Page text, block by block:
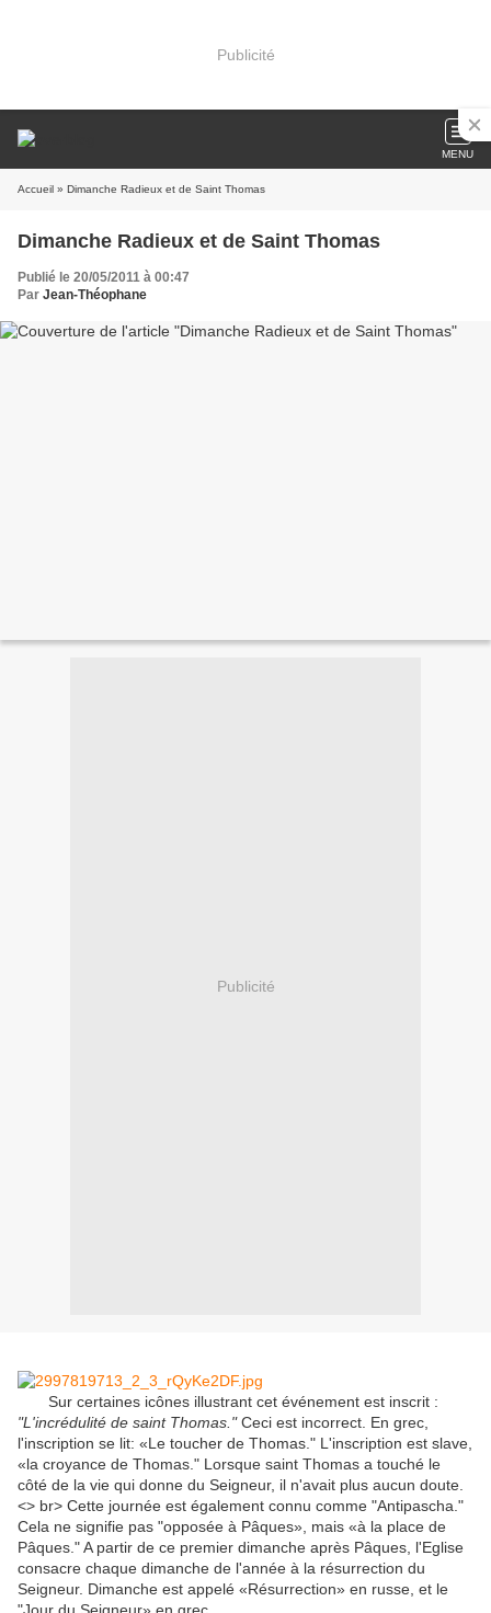
Publicité
MENU
Accueil » Dimanche Radieux et de Saint Thomas
Dimanche Radieux et de Saint Thomas
Publié le 20/05/2011 à 00:47
Par Jean-Théophane
Publicité
Sur certaines icônes illustrant cet événement est inscrit :
"L'incrédulité de saint Thomas."Ceci est incorrect. En grec,
l'inscription se lit: «Le toucher de Thomas." L'inscription est slave,
«la croyance de Thomas." Lorsque saint Thomas a touché le
côté de la vie qui donne du Seigneur, il n'avait plus aucun doute.
<> br> Cette journée est également connu comme "Antipascha."
Cela ne signifie pas "opposée à Pâques», mais «à la place de
Pâques." A partir de ce premier dimanche après Pâques, l'Eglise
consacre chaque dimanche de l'année à la résurrection du
Seigneur. Dimanche est appelé «Résurrection» en russe, et le